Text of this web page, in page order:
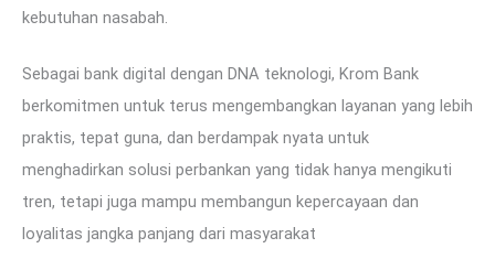
kebutuhan nasabah.
Sebagai bank digital dengan DNA teknologi, Krom Bank
berkomitmen untuk terus mengembangkan layanan yang lebih
praktis, tepat guna, dan berdampak nyata untuk
menghadirkan solusi perbankan yang tidak hanya mengikuti
tren, tetapi juga mampu membangun kepercayaan dan
loyalitas jangka panjang dari masyarakat